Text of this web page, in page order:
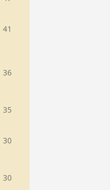
41
36
35
30
30